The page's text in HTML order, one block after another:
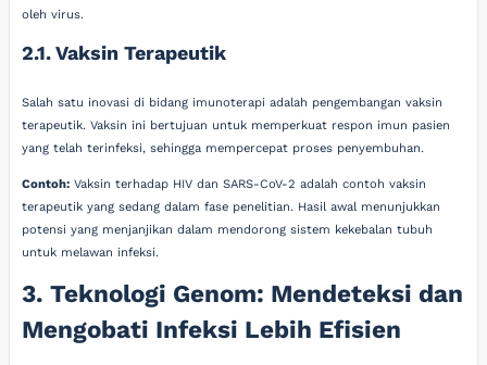
oleh virus.
2.1. Vaksin Terapeutik
Salah satu inovasi di bidang imunoterapi adalah pengembangan vaksin
terapeutik. Vaksin ini bertujuan untuk memperkuat respon imun pasien
yang telah terinfeksi, sehingga mempercepat proses penyembuhan.
Contoh: Vaksin terhadap HIV dan SARS-CoV-2 adalah contoh vaksin
terapeutik yang sedang dalam fase penelitian. Hasil awal menunjukkan
potensi yang menjanjikan dalam mendorong sistem kekebalan tubuh
untuk melawan infeksi.
3. Teknologi Genom: Mendeteksi dan
Mengobati Infeksi Lebih Efisien